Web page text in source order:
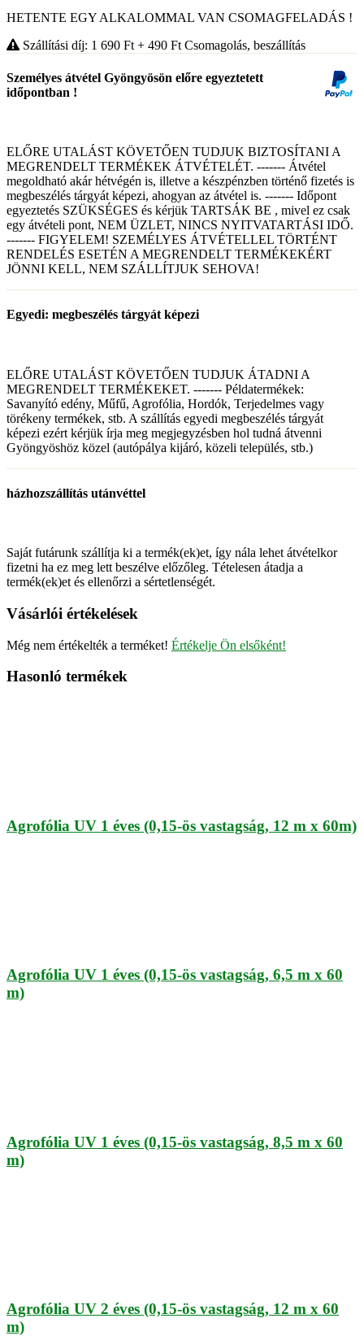
HETENTE EGY ALKALOMMAL VAN CSOMAGFELADÁS !
Szállítási díj: 1 690 Ft + 490 Ft Csomagolás, beszállítás
Személyes átvétel Gyöngyösön előre egyeztetett
időpontban !
ELŐRE UTALÁST KÖVETŐEN TUDJUK BIZTOSÍTANI A
MEGRENDELT TERMÉKEK ÁTVÉTELÉT. ------- Átvétel
megoldható akár hétvégén is, illetve a készpénzben történő fizetés is
megbeszélés tárgyát képezi, ahogyan az átvétel is. ------- Időpont
egyeztetés SZÜKSÉGES és kérjük TARTSÁK BE , mivel ez csak
egy átvételi pont, NEM ÜZLET, NINCS NYITVATARTÁSI IDŐ.
------- FIGYELEM! SZEMÉLYES ÁTVÉTELLEL TÖRTÉNT
RENDELÉS ESETÉN A MEGRENDELT TERMÉKEKÉRT
JÖNNI KELL, NEM SZÁLLÍTJUK SEHOVA!
Egyedi: megbeszélés tárgyát képezi
ELŐRE UTALÁST KÖVETŐEN TUDJUK ÁTADNI A
MEGRENDELT TERMÉKEKET. ------- Példatermékek:
Savanyító edény, Műfű, Agrofólia, Hordók, Terjedelmes vagy
törékeny termékek, stb. A szállítás egyedi megbeszélés tárgyát
képezi ezért kérjük írja meg megjegyzésben hol tudná átvenni
Gyöngyöshöz közel (autópálya kijáró, közeli település, stb.)
házhozszállítás utánvéttel
Saját futárunk szállítja ki a termék(ek)et, így nála lehet átvételkor
fizetni ha ez meg lett beszélve előzőleg. Tételesen átadja a
termék(ek)et és ellenőrzi a sértetlenségét.
Vásárlói értékelések
Még nem értékelték a terméket! Értékelje Ön elsőként!
Hasonló termékek
Agrofólia UV 1 éves (0,15-ös vastagság, 12 m x 60m)
Agrofólia UV 1 éves (0,15-ös vastagság, 6,5 m x 60
m)
Agrofólia UV 1 éves (0,15-ös vastagság, 8,5 m x 60
m)
Agrofólia UV 2 éves (0,15-ös vastagság, 12 m x 60
m)